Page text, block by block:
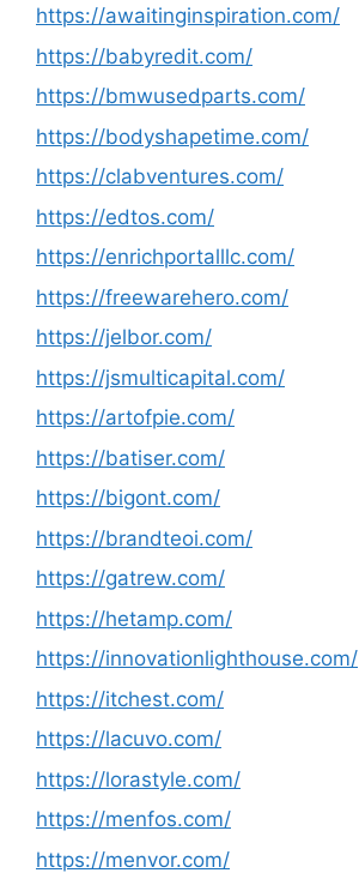
https://awaitinginspiration.com/
https://babyredit.com/
https://bmwusedparts.com/
https://bodyshapetime.com/
https://clabventures.com/
https://edtos.com/
https://enrichportalllc.com/
https://freewarehero.com/
https://jelbor.com/
https://jsmulticapital.com/
https://artofpie.com/
https://batiser.com/
https://bigont.com/
https://brandteoi.com/
https://gatrew.com/
https://hetamp.com/
https://innovationlighthouse.com/
https://itchest.com/
https://lacuvo.com/
https://lorastyle.com/
https://menfos.com/
https://menvor.com/